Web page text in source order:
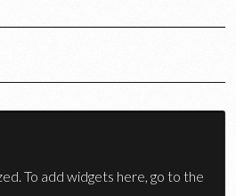
To add widgets here, go to the